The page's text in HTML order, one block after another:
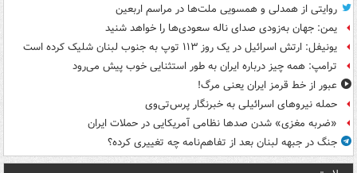
روایتی از همدلی و همسویی ملت‌ها در مراسم اربعین
یمن: جهان به‌زودی صدای ناله سعودی‌ها را خواهد شنید
یونیفل: ارتش اسرائیل در یک روز ۱۱۳ توپ به جنوب لبنان شلیک کرده است
ترامپ: همه چیز درباره ایران به طور استثنایی خوب پیش می‌رود
عبور از خط قرمز ایران یعنی مرگ!
حمله نیروهای اسرائیلی به خبرنگار پرس‌تی‌وی
«ضربه مغزی» شدن صدها نظامی آمریکایی در حملات ایران
جنگ در جبهه لبنان بعد از تفاهم‌نامه چه تغییری کرده؟